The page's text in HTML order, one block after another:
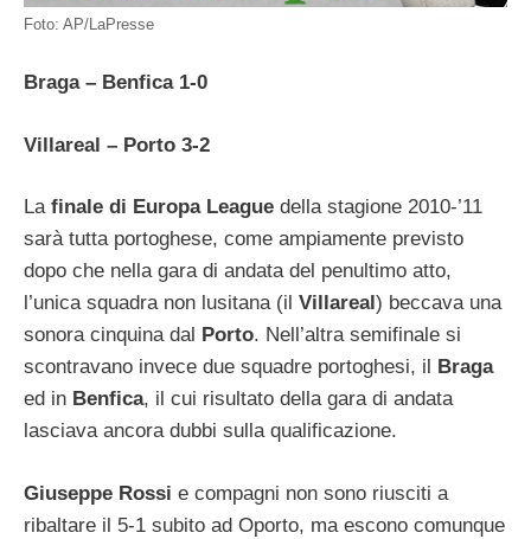
Foto: AP/LaPresse
Braga – Benfica 1-0
Villareal – Porto 3-2
La finale di Europa League della stagione 2010-’11
sarà tutta portoghese, come ampiamente previsto
dopo che nella gara di andata del penultimo atto,
l’unica squadra non lusitana (il Villareal) beccava una
sonora cinquina dal Porto. Nell’altra semifinale si
scontravano invece due squadre portoghesi, il Braga
ed in Benfica, il cui risultato della gara di andata
lasciava ancora dubbi sulla qualificazione.
Giuseppe Rossi e compagni non sono riusciti a
ribaltare il 5-1 subito ad Oporto, ma escono comunque